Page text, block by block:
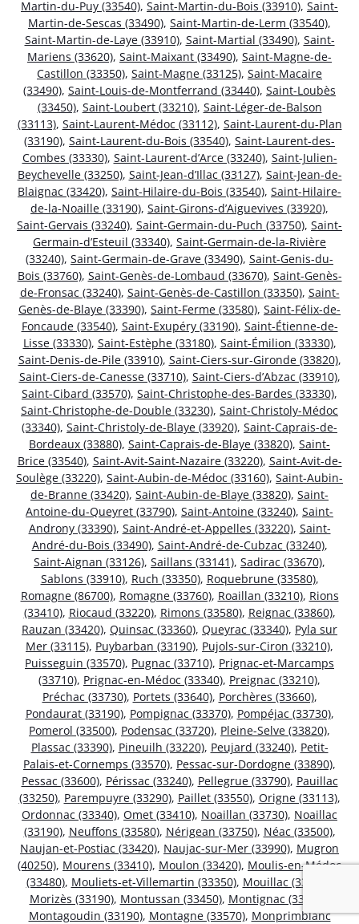
Martin-du-Puy (33540), Saint-Martin-du-Bois (33910), Saint-
Martin-de-Sescas (33490), Saint-Martin-de-Lerm (33540),
Saint-Martin-de-Laye (33910), Saint-Martial (33490), Saint-
Mariens (33620), Saint-Maixant (33490), Saint-Magne-de-
Castillon (33350), Saint-Magne (33125), Saint-Macaire
(33490), Saint-Louis-de-Montferrand (33440), Saint-Loubès
(33450), Saint-Loubert (33210), Saint-Léger-de-Balson
(33113), Saint-Laurent-Médoc (33112), Saint-Laurent-du-Plan
(33190), Saint-Laurent-du-Bois (33540), Saint-Laurent-des-
Combes (33330), Saint-Laurent-d’Arce (33240), Saint-Julien-
Beychevelle (33250), Saint-Jean-d’Illac (33127), Saint-Jean-de-
Blaignac (33420), Saint-Hilaire-du-Bois (33540), Saint-Hilaire-
de-la-Noaille (33190), Saint-Girons-d’Aiguevives (33920),
Saint-Gervais (33240), Saint-Germain-du-Puch (33750), Saint-
Germain-d’Esteuil (33340), Saint-Germain-de-la-Rivière
(33240), Saint-Germain-de-Grave (33490), Saint-Genis-du-
Bois (33760), Saint-Genès-de-Lombaud (33670), Saint-Genès-
de-Fronsac (33240), Saint-Genès-de-Castillon (33350), Saint-
Genès-de-Blaye (33390), Saint-Ferme (33580), Saint-Félix-de-
Foncaude (33540), Saint-Exupéry (33190), Saint-Étienne-de-
Lisse (33330), Saint-Estèphe (33180), Saint-Émilion (33330),
Saint-Denis-de-Pile (33910), Saint-Ciers-sur-Gironde (33820),
Saint-Ciers-de-Canesse (33710), Saint-Ciers-d’Abzac (33910),
Saint-Cibard (33570), Saint-Christophe-des-Bardes (33330),
Saint-Christophe-de-Double (33230), Saint-Christoly-Médoc
(33340), Saint-Christoly-de-Blaye (33920), Saint-Caprais-de-
Bordeaux (33880), Saint-Caprais-de-Blaye (33820), Saint-
Brice (33540), Saint-Avit-Saint-Nazaire (33220), Saint-Avit-de-
Soulège (33220), Saint-Aubin-de-Médoc (33160), Saint-Aubin-
de-Branne (33420), Saint-Aubin-de-Blaye (33820), Saint-
Antoine-du-Queyret (33790), Saint-Antoine (33240), Saint-
Androny (33390), Saint-André-et-Appelles (33220), Saint-
André-du-Bois (33490), Saint-André-de-Cubzac (33240),
Saint-Aignan (33126), Saillans (33141), Sadirac (33670),
Sablons (33910), Ruch (33350), Roquebrune (33580),
Romagne (86700), Romagne (33760), Roaillan (33210), Rions
(33410), Riocaud (33220), Rimons (33580), Reignac (33860),
Rauzan (33420), Quinsac (33360), Queyrac (33340), Pyla sur
Mer (33115), Puybarban (33190), Pujols-sur-Ciron (33210),
Puisseguin (33570), Pugnac (33710), Prignac-et-Marcamps
(33710), Prignac-en-Médoc (33340), Preignac (33210),
Préchac (33730), Portets (33640), Porchères (33660),
Pondaurat (33190), Pompignac (33370), Pompéjac (33730),
Pomerol (33500), Podensac (33720), Pleine-Selve (33820),
Plassac (33390), Pineuilh (33220), Peujard (33240), Petit-
Palais-et-Cornemps (33570), Pessac-sur-Dordogne (33890),
Pessac (33600), Périssac (33240), Pellegrue (33790), Pauillac
(33250), Parempuyre (33290), Paillet (33550), Origne (33113),
Ordonnac (33340), Omet (33410), Noaillan (33730), Noaillac
(33190), Neuffons (33580), Nérigean (33750), Néac (33500),
Naujan-et-Postiac (33420), Naujac-sur-Mer (33990), Mugron
(40250), Mourens (33410), Moulon (33420), Moulis-en-Médoc
(33480), Mouliets-et-Villemartin (33350), Mouillac (33240)
Morizès (33190), Montussan (33450), Montignac (33760)
Montagoudin (33190), Montagne (33570), Monprimblanc